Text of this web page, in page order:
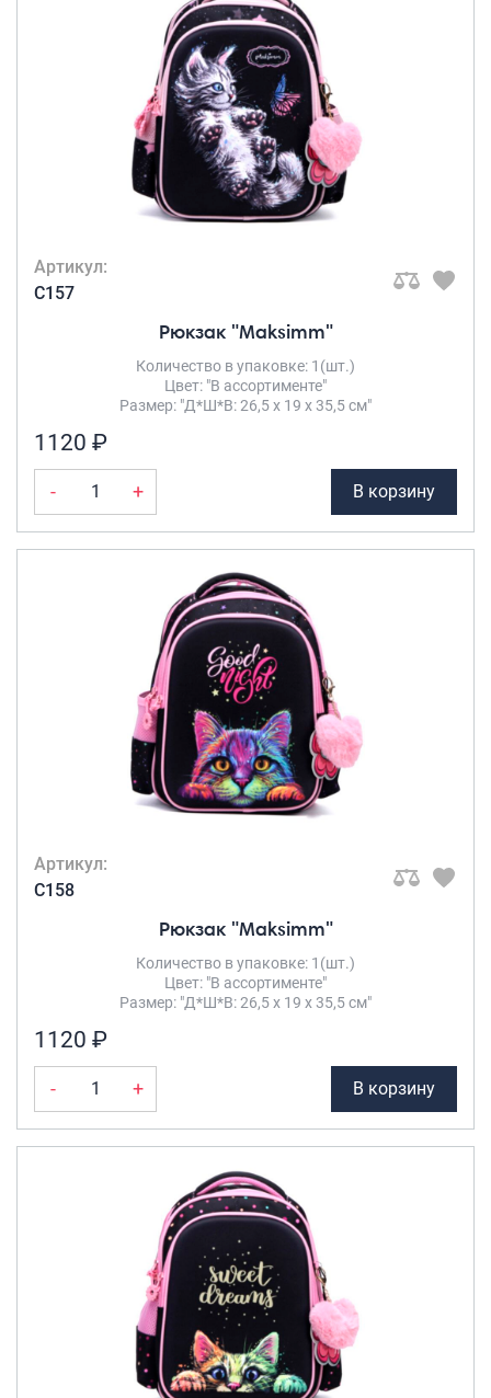
Артикул:
C157
Рюкзак "Maksimm"
Количество в упаковке: 1(шт.)
Цвет: "В ассортименте"
Размер: "Д*Ш*В: 26,5 х 19 х 35,5 см"
1120 ₽
- + В корзину
Артикул:
C158
Рюкзак "Maksimm"
Количество в упаковке: 1(шт.)
Цвет: "В ассортименте"
Размер: "Д*Ш*В: 26,5 х 19 х 35,5 см"
1120 ₽
- + В корзину